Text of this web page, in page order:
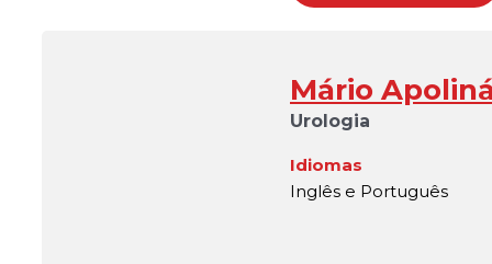
Mário
Urologia
Idiomas
Inglês e Português